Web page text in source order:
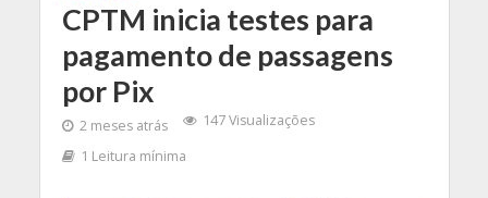
CPTM inicia testes para
pagamento de passagens
por Pix
2 meses atrás
147 Visualizações
1 Leitura mínima